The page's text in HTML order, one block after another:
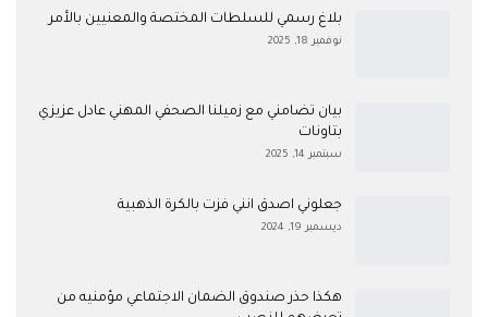
بلاغ رسمي للسلطات المختصة والمعنيين بالأمر
نوفمبر 18, 2025
بيان تضامني مع زميلنا الصحفي المهني عادل عزيزي
بتاونات
سبتمبر 14, 2025
جعلوني اصدق انني فزت بالكرة الذهبية
ديسمبر 19, 2024
هكذا حذر صندوق الضمان الاجتماعي مؤمنيه من